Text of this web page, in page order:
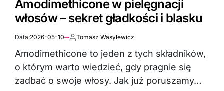
Amodimethicone w pielęgnacji
włosów – sekret gładkości i blasku
Data:2026-05-10 Autor:
Tomasz Wasylewicz
Amodimethicone to jeden z tych składników,
o którym warto wiedzieć, gdy pragnie się
zadbać o swoje włosy. Jak już poruszamy…